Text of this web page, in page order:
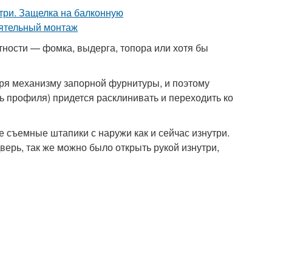
— фомка, выдерга, топора или хотя бы
механизму запорной фурнитуры, и поэтому
профиля) придется расклинивать и переходить ко
штапики с наружи как и сейчас изнутри.
так же можно было открыть рукой изнутри,